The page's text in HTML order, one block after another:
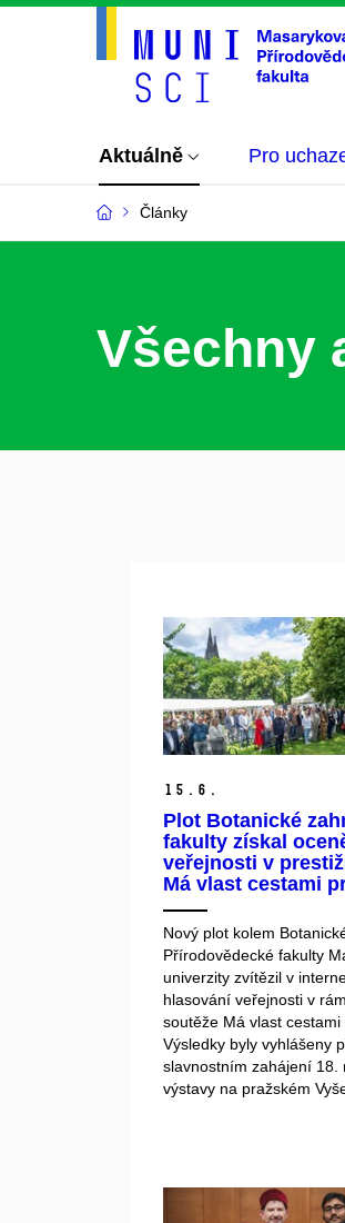
Aktuálně Pro
Články
Všechny
15. 6.
Plot Botanické
fakulty získal
veřejnosti v
Má vlast cestami
Nový plot kolem
Přírodovědecké fakulty
univerzity zvítězil v
hlasování veřejnosti v
soutěže Má vlast cestami
Výsledky byly vyhlášeny
slavnostním zahájení 18.
výstavy na pražském